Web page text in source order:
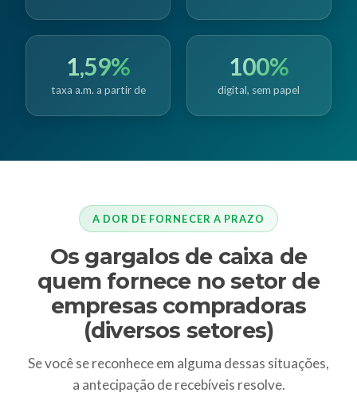
1,59%
taxa a.m. a partir de
100%
digital, sem papel
A DOR DE FORNECER A PRAZO
Os gargalos de caixa de
quem fornece no setor de
empresas compradoras
(diversos setores)
Se você se reconhece em alguma dessas situações,
a antecipação de recebíveis resolve.